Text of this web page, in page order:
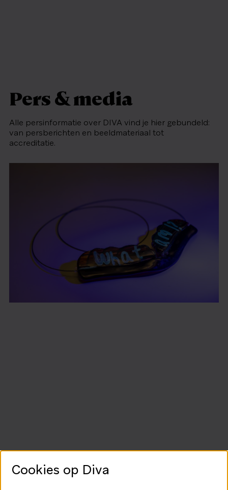
Pers & media
Alle persinformatie over DIVA vind je hier gebundeld:
van persberichten en beeldmateriaal tot
accreditatie.
Cookies op Diva